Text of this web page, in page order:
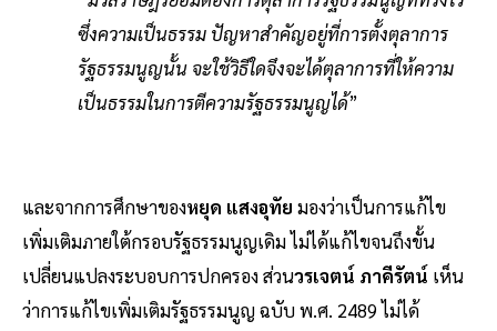
ซึ่งความเป็นธรรม ปัญหาสําคัญอยู่ที่การตั้งตุลาการ
รัฐธรรมนูญนั้น จะใช้วิธีใดจึงจะได้ตุลาการที่ให้ความ
เป็นธรรมในการตีความรัฐธรรมนูญได้”
และจากการศึกษาของหยุด แสงอุทัย มองว่าเป็นการแก้ไข
เพิ่มเติมภายใต้กรอบรัฐธรรมนูญเดิม ไม่ได้แก้ไขจนถึงขั้น
เปลี่ยนแปลงระบอบการปกครอง ส่วนวรเจตน์ ภาคีรัตน์ เห็น
ว่าการแก้ไขเพิ่มเติมรัฐธรรมนูญ ฉบับ พ.ศ. 2489 ไม่ได้